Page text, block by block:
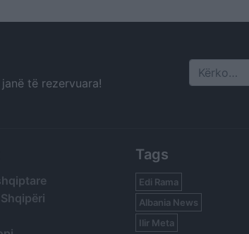
të rezervuara! Search
Tags
Edi Rama
Albania News
Ilir Meta